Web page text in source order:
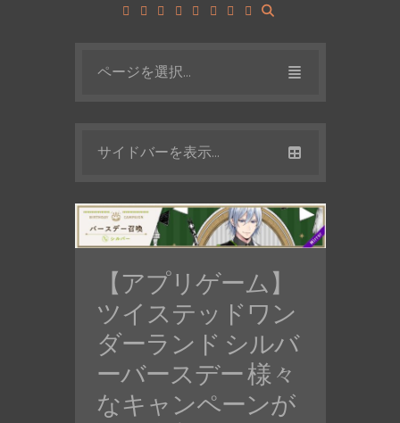
ページを選択...
サイドバーを表示...
【アプリゲーム】
ツイステッドワン
ダーランド シルバ
ーバースデー 様々
なキャンペーンが